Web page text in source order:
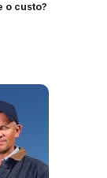
o custo?